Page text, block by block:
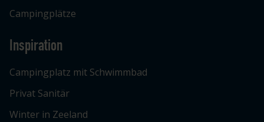
Campingplätze
Inspiration
Campingplatz mit Schwimmbad
Privat Sanitär
Winter in Zeeland